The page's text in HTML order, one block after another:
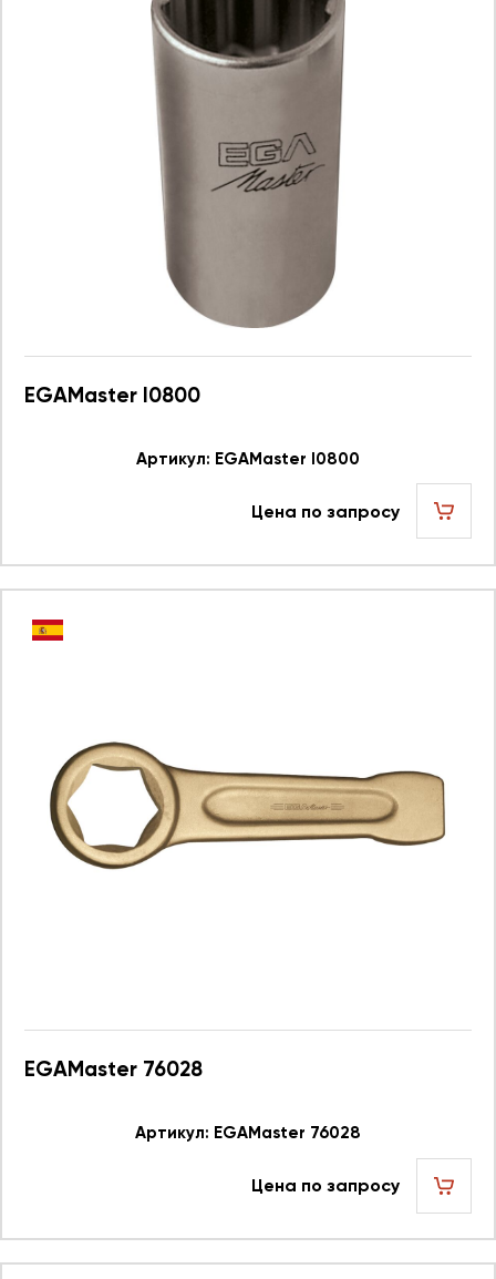
EGAMaster I0800
Артикул: EGAMaster I0800
Цена по запросу
EGAMaster 76028
Артикул: EGAMaster 76028
Цена по запросу